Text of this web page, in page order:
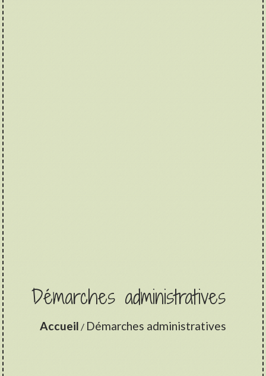
Démarches administratives
Accueil / Démarches administratives